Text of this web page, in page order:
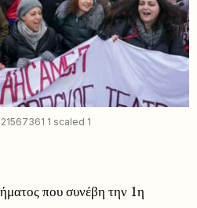
1 scaled 1
που συνέβη την 1η